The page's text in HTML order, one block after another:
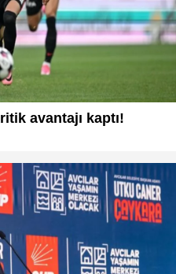
avantajı kaptı!